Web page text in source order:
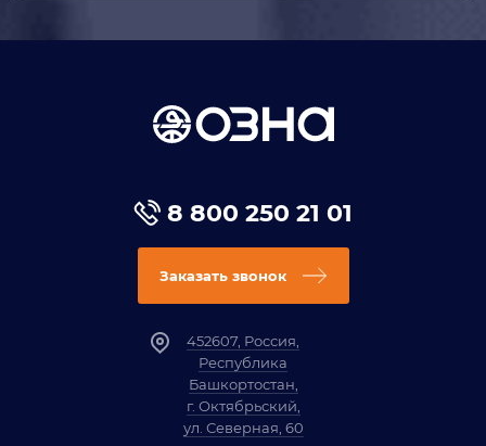
8 800 250 21 01
Заказать звонок
452607, Россия,
Республика
Башкортостан,
г. Октябрьский,
ул. Северная, 60